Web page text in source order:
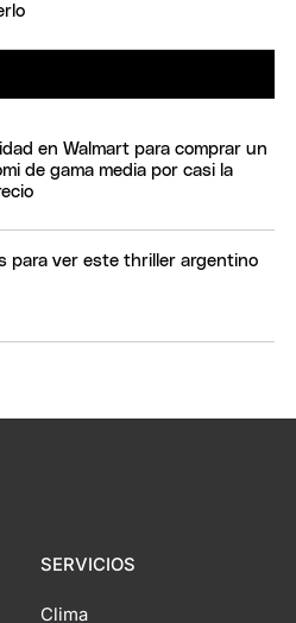
en Walmart para comprar un
de gama media por casi la
para ver este thriller argentino
SERVICIOS
Clima